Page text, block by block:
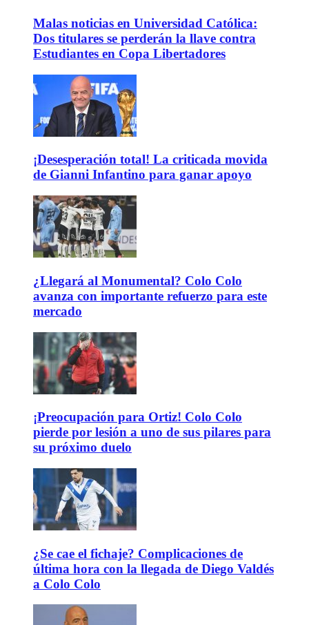
Malas noticias en Universidad Católica:
Dos titulares se perderán la llave contra
Estudiantes en Copa Libertadores
¡Desesperación total! La criticada movida
de Gianni Infantino para ganar apoyo
¿Llegará al Monumental? Colo Colo
avanza con importante refuerzo para este
mercado
¡Preocupación para Ortiz! Colo Colo
pierde por lesión a uno de sus pilares para
su próximo duelo
¿Se cae el fichaje? Complicaciones de
última hora con la llegada de Diego Valdés
a Colo Colo